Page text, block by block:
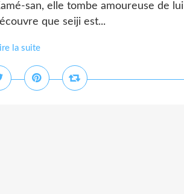
san, elle tombe amoureuse de
que seiji est...
la suite